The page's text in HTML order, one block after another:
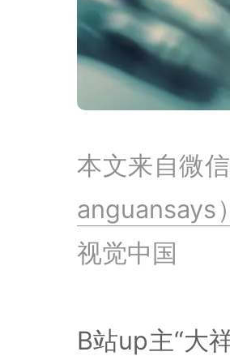
本文来自微
anguansays）
视觉中国
B站up主“大